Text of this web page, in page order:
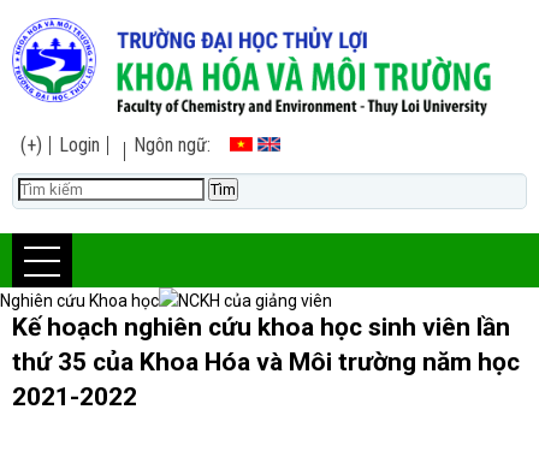
(+) Login Ngôn ngữ:
Nghiên cứu Khoa học NCKH của giảng viên
Kế hoạch nghiên cứu khoa học sinh viên lần
thứ 35 của Khoa Hóa và Môi trường năm học
2021-2022